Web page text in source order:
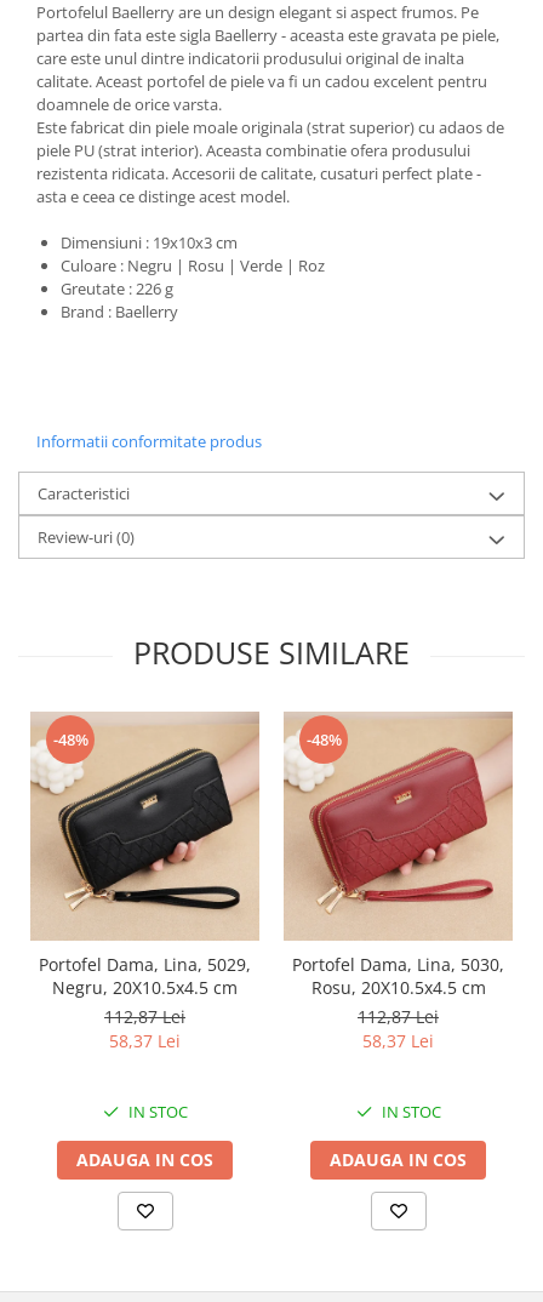
Portofelul Baellerry are un design elegant si aspect frumos. Pe
partea din fata este sigla Baellerry - aceasta este gravata pe piele,
care este unul dintre indicatorii produsului original de inalta
calitate. Aceast portofel de piele va fi un cadou excelent pentru
doamnele de orice varsta.
Este fabricat din piele moale originala (strat superior) cu adaos de
piele PU (strat interior). Aceasta combinatie ofera produsului
rezistenta ridicata. Accesorii de calitate, cusaturi perfect plate -
asta e ceea ce distinge acest model.
Dimensiuni : 19x10x3 cm
Culoare : Negru | Rosu | Verde | Roz
Greutate : 226 g
Brand : Baellerry
Informatii conformitate produs
Caracteristici
Review-uri(0)
PRODUSE SIMILARE
-48%
Portofel Dama, Lina, 5029,
Negru, 20X10.5x4.5 cm
112,87 Lei
58,37 Lei
IN STOC
ADAUGA IN COS
-48%
Portofel Dama, Lina, 5030,
Rosu, 20X10.5x4.5 cm
112,87 Lei
58,37 Lei
IN STOC
ADAUGA IN COS